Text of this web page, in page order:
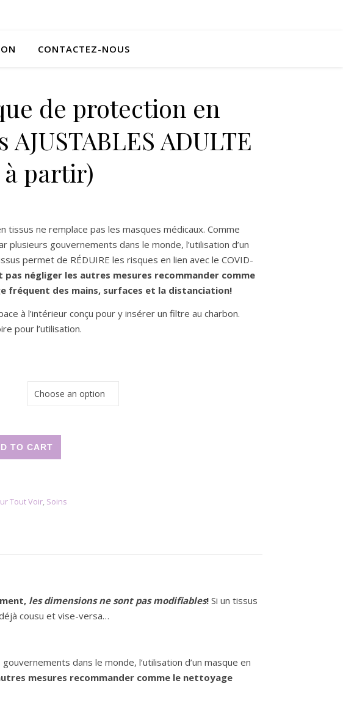
CONTACTEZ-NOUS
de protection en
AJUSTABLES ADULTE
partir)
tissus ne remplace pas les masques médicaux. Comme
plusieurs gouvernements dans le monde, l’utilisation d’un
permet de RÉDUIRE les risques en lien avec le COVID-
pas négliger les autres mesures recommander comme
fréquent des mains, surfaces et la distanciation!
à l’intérieur conçu pour y insérer un filtre au charbon.
pour l’utilisation.
TO CART
Tout Voir, Soins
les dimensions ne sont pas modifiables! Si un tissus
cousu et vise-versa…
dans le monde, l’utilisation d’un masque en
mesures recommander comme le nettoyage